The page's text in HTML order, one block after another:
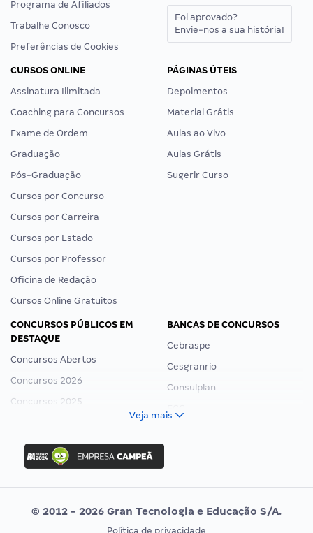
Programa de Afiliados
Trabalhe Conosco
Preferências de Cookies
Foi aprovado?
Envie-nos a sua história!
CURSOS ONLINE
Assinatura Ilimitada
Coaching para Concursos
Exame de Ordem
Graduação
Pós-Graduação
Cursos por Concurso
Cursos por Carreira
Cursos por Estado
Cursos por Professor
Oficina de Redação
Cursos Online Gratuitos
PÁGINAS ÚTEIS
Depoimentos
Material Grátis
Aulas ao Vivo
Aulas Grátis
Sugerir Curso
CONCURSOS PÚBLICOS EM
DESTAQUE
Concursos Abertos
Concursos 2026
Concursos 2025
Concurso Ibama
Concurso MPU
Editais publicados
BANCAS DE CONCURSOS
Cebraspe
Cesgranrio
Consulplan
Vunesp
Veja mais
© 2012 - 2026 Gran Tecnologia e Educação S/A.
Política de privacidade